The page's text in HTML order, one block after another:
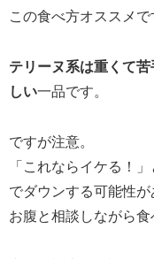
この食べ方オススメで
テリーヌ系は重くて
しい一品です。
ですが注意。
「これならイケる！
でダウンする可能性が
お腹と相談しながら食